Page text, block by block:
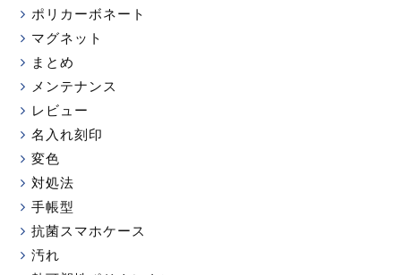
ポリカーボネート
マグネット
まとめ
メンテナンス
レビュー
名入れ刻印
変色
対処法
手帳型
抗菌スマホケース
汚れ